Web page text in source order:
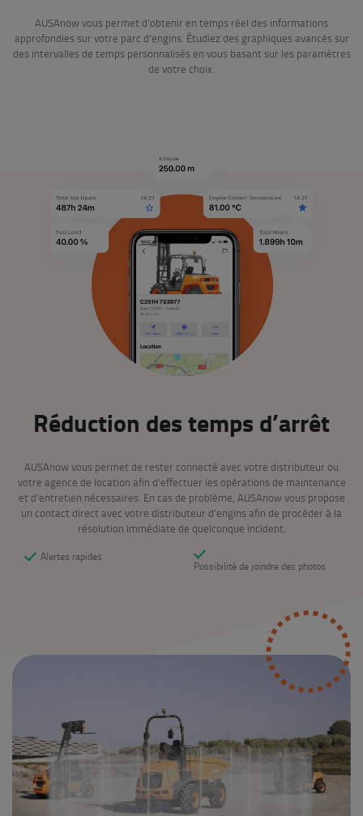
AUSAnow vous permet d’obtenir en temps réel des informations
approfondies sur votre parc d’engins. Étudiez des graphiques avancés sur
des intervalles de temps personnalisés en vous basant sur les paramètres
de votre choix.
Réduction des temps d’arrêt
AUSAnow vous permet de rester connecté avec votre distributeur ou
votre agence de location afin d’effectuer les opérations de maintenance
et d’entretien nécessaires. En cas de problème, AUSAnow vous propose
un contact direct avec votre distributeur d’engins afin de procéder à la
résolution immédiate de quelconque incident.
Alertes rapides
Possibilité de joindre des photos